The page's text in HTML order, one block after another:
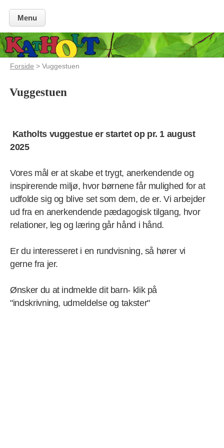
Menu
Forside > Vuggestuen
Vuggestuen
Katholts vuggestue er startet op pr. 1 august
2025
Vores mål er at skabe et trygt, anerkendende og
inspirerende miljø, hvor børnene får mulighed for at
udfolde sig og blive set som dem, de er. Vi arbejder
ud fra en anerkendende pædagogisk tilgang, hvor
relationer, leg og læring går hånd i hånd.
Er du interesseret i en rundvisning, så hører vi
gerne fra jer.
Ønsker du at indmelde dit barn- klik på
"indskrivning, udmeldelse og takster"